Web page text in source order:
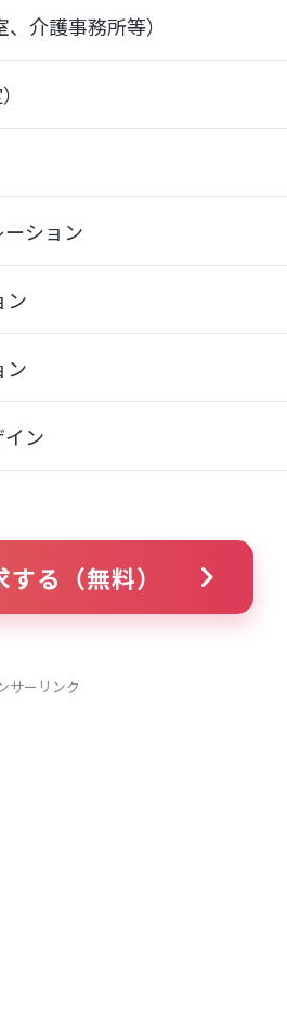
介護事務所等）
ション
ン
ン
ン
る（無料）
サーリンク